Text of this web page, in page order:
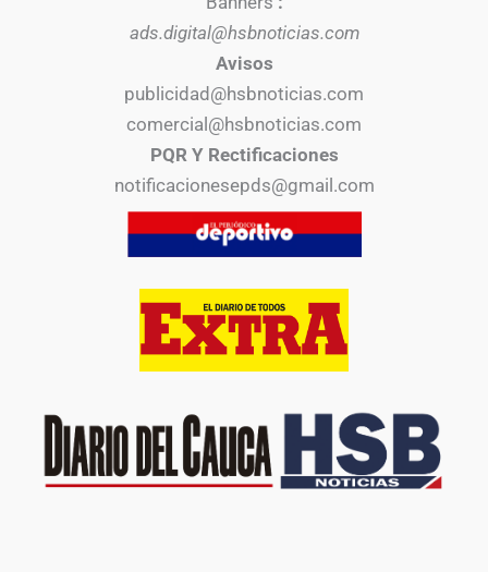
ads.digital@hsbnoticias.com
Avisos
publicidad@hsbnoticias.com
comercial@hsbnoticias.com
PQR Y Rectificaciones
notificacionesepds@gmail.com